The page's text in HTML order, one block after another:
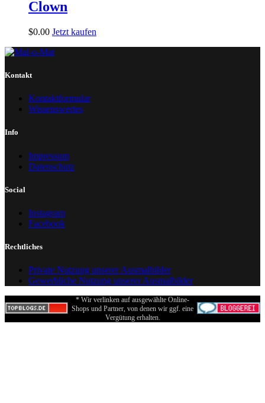
Clown
$0.00 Jetzt kaufen
Kontakt
Kontaktformular
Wissenswertes
Info
Impressum
Datenschutz
Social
Instagram
Facebook
Rechtliches
Private Nutzung unserer Ausmalbilder
Gewerbliche Nutzung unserer Ausmalbilder
* Wir verlinken auf ausgewählte Online-
Shops und Partner, von denen wir ggf. eine
Vergütung erhalten.